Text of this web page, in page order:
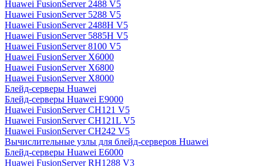
Huawei FusionServer 2488 V5
Huawei FusionServer 5288 V5
Huawei FusionServer 2488H V5
Huawei FusionServer 5885H V5
Huawei FusionServer 8100 V5
Huawei FusionServer X6000
Huawei FusionServer X6800
Huawei FusionServer X8000
Блейд-серверы Huawei
Блейд-серверы Huawei E9000
Huawei FusionServer CH121 V5
Huawei FusionServer CH121L V5
Huawei FusionServer CH242 V5
Вычислительные узлы для блейд-серверов Huawei
Блейд-серверы Huawei E6000
Huawei FusionServer RH1288 V3